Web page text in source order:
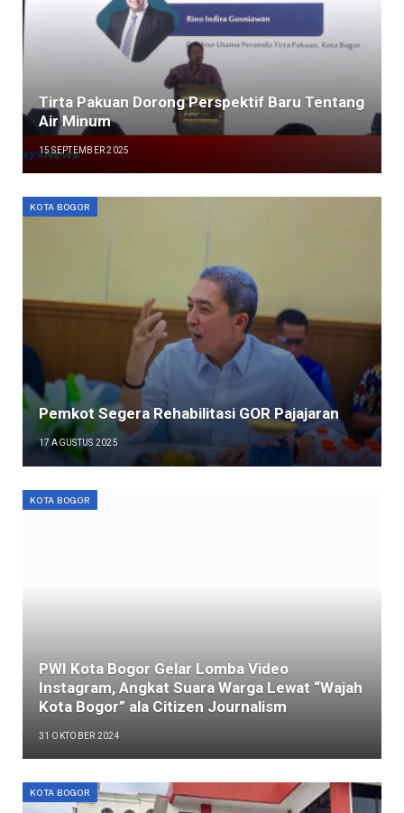
Tirta Pakuan Dorong Perspektif Baru Tentang
Air Minum
15 SEPTEMBER 2025
KOTA BOGOR
Pemkot Segera Rehabilitasi GOR Pajajaran
17 AGUSTUS 2025
KOTA BOGOR
PWI Kota Bogor Gelar Lomba Video
Instagram, Angkat Suara Warga Lewat “Wajah
Kota Bogor” ala Citizen Journalism
31 OKTOBER 2024
KOTA BOGOR